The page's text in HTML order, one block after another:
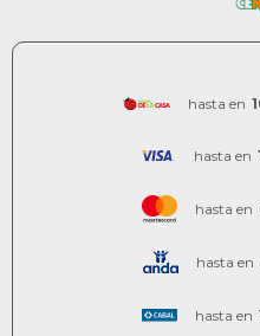
hasta en
hasta en
hasta en
hasta en
hasta en